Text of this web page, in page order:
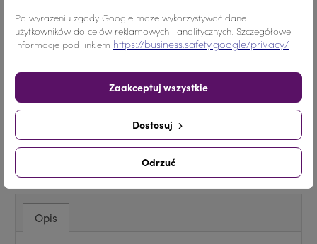
Nr.Kategorii 550b
Udostępnij
UdostępnijTweetujPinterest
Opis
Po wyrażeniu zgody Google może wykorzystywać dane
użytkowników do celów reklamowych i analitycznych. Szczegółowe
informacje pod linkiem https://business.safety.google/privacy/
Odrzuć
Dostosuj
Zaakceptuj wszystkie